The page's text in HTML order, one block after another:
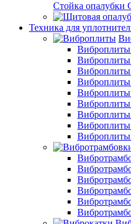
Стойка
Техника для
Виброплиты
Виброплиты
Виброплиты
Виброплиты
Виброплиты